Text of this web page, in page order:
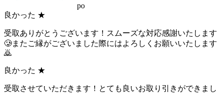
po
良かった ★
受取ありがとうございます！スムーズな対応感謝いたします
🥲またご縁がございました際にはよろしくお願いいたします
🙇
良かった ★
受取させていただきます！とても良いお取り引きができまし